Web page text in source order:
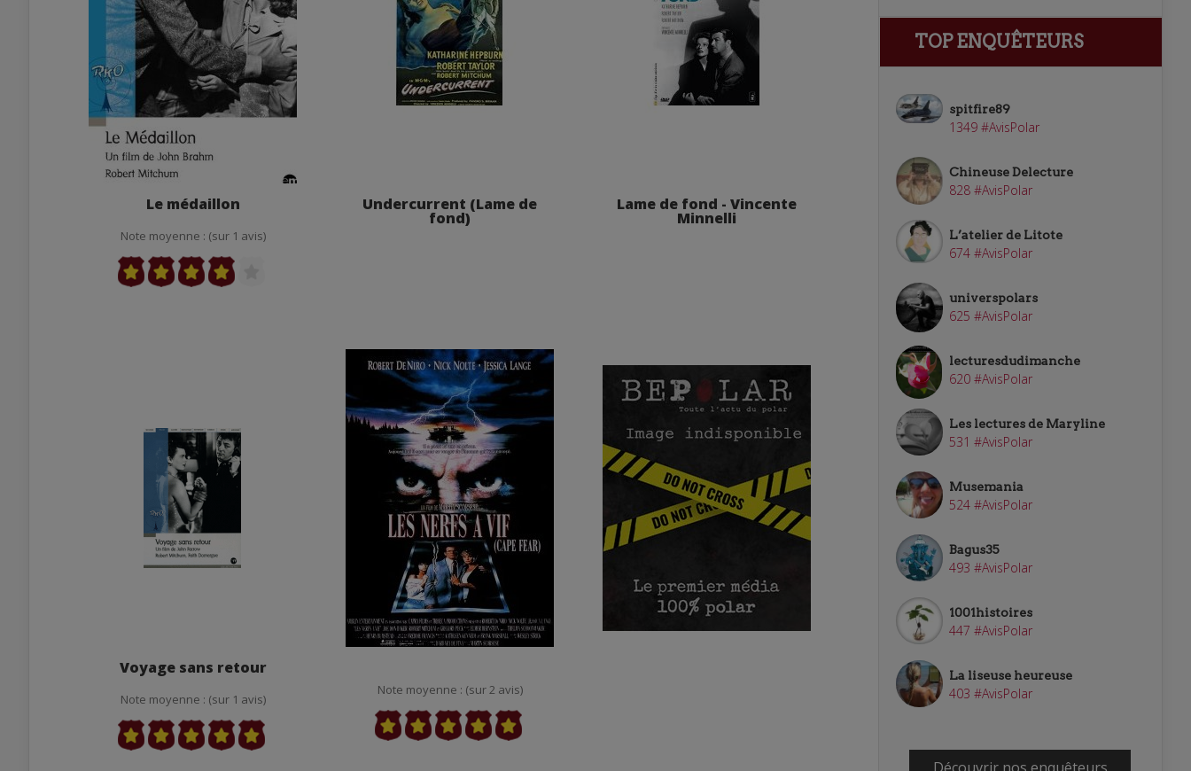
Le médaillon
Note moyenne : (sur 1 avis)
Undercurrent (Lame de
fond)
Lame de fond - Vincente
Minnelli
Voyage sans retour
Note moyenne : (sur 1 avis)
Note moyenne : (sur 2 avis)
TOP ENQUÊTEURS
spitfire89
1349 #AvisPolar
Chineuse Delecture
828 #AvisPolar
L’atelier de Litote
674 #AvisPolar
universpolars
625 #AvisPolar
lecturesdudimanche
620 #AvisPolar
Les lectures de Maryline
531 #AvisPolar
Musemania
524 #AvisPolar
Bagus35
493 #AvisPolar
1001histoires
447 #AvisPolar
La liseuse heureuse
403 #AvisPolar